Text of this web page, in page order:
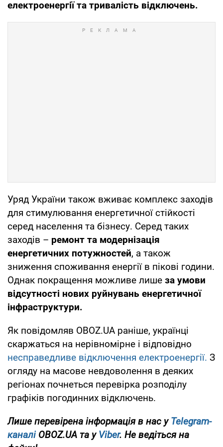
електроенергії та тривалість відключень.
Уряд України також вживає комплекс заходів
для стимулювання енергетичної стійкості
серед населення та бізнесу. Серед таких
заходів – ремонт та модернізація
енергетичних потужностей, а також
зниження споживання енергії в пікові години.
Однак покращення можливе лише за умови
відсутності нових руйнувань енергетичної
інфраструктури.
Як повідомляв OBOZ.UA раніше, українці
скаржаться на нерівномірне і відповідно
несправедливе відключення електроенергії. З
огляду на масове невдоволення в деяких
регіонах почнеться перевірка розподілу
графіків погодинних відключень.
Лише перевірена інформація в нас уTelegram-
каналіOBOZ.UA та уViber. Не ведіться на